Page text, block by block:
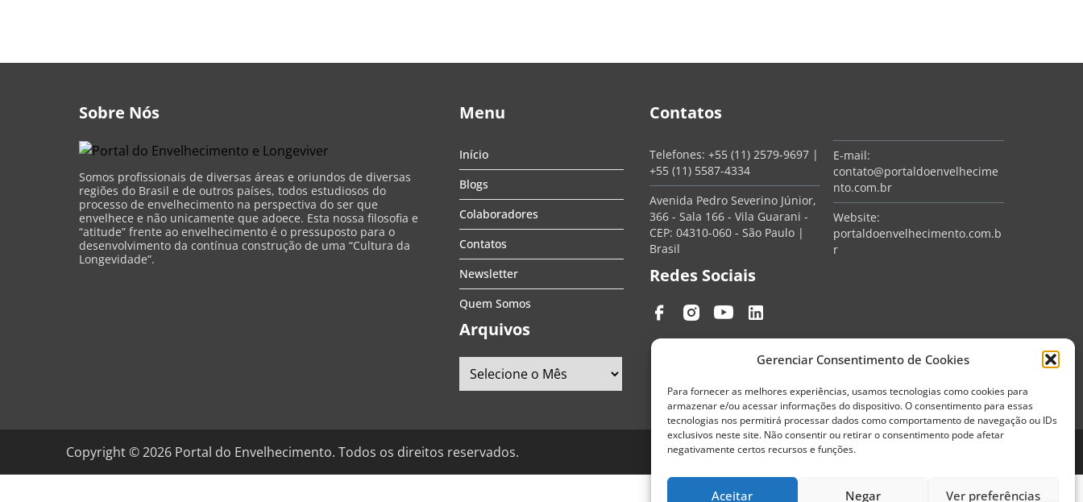
Gerenciar Consentimento de Cookies
Para fornecer as melhores experiências, usamos tecnologias como cookies para
armazenar e/ou acessar informações do dispositivo. O consentimento para essas
tecnologias nos permitirá processar dados como comportamento de navegação ou IDs
exclusivos neste site. Não consentir ou retirar o consentimento pode afetar
negativamente certos recursos e funções.
Aceitar Negar Ver preferências
Sobre Nós
Somos profissionais de diversas áreas e oriundos de diversas
regiões do Brasil e de outros países, todos estudiosos do
processo de envelhecimento na perspectiva do ser que
envelhece e não unicamente que adoece. Esta nossa filosofia e
“atitude” frente ao envelhecimento é o pressuposto para o
desenvolvimento da contínua construção de uma “Cultura da
Longevidade”.
Menu
Início
Blogs
Colaboradores
Contatos
Newsletter
Quem Somos
Arquivos
Contatos
Telefones: +55 (11) 2579-9697|
+55 (11) 5587-4334
Avenida Pedro Severino Júnior,
366 - Sala 166 - Vila Guarani -
CEP: 04310-060 - São Paulo |
Brasil
E-mail:
contato@portaldoenvelhecime
nto.com.br
Website:
portaldoenvelhecimento.com.b
r
Redes Sociais
Copyright ©2026 Portal do Envelhecimento. Todos os direitos reservados. Termos de Uso